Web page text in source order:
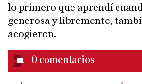
lo primero que aprendí
generosa y libremente,
acogieron.
0 comentarios